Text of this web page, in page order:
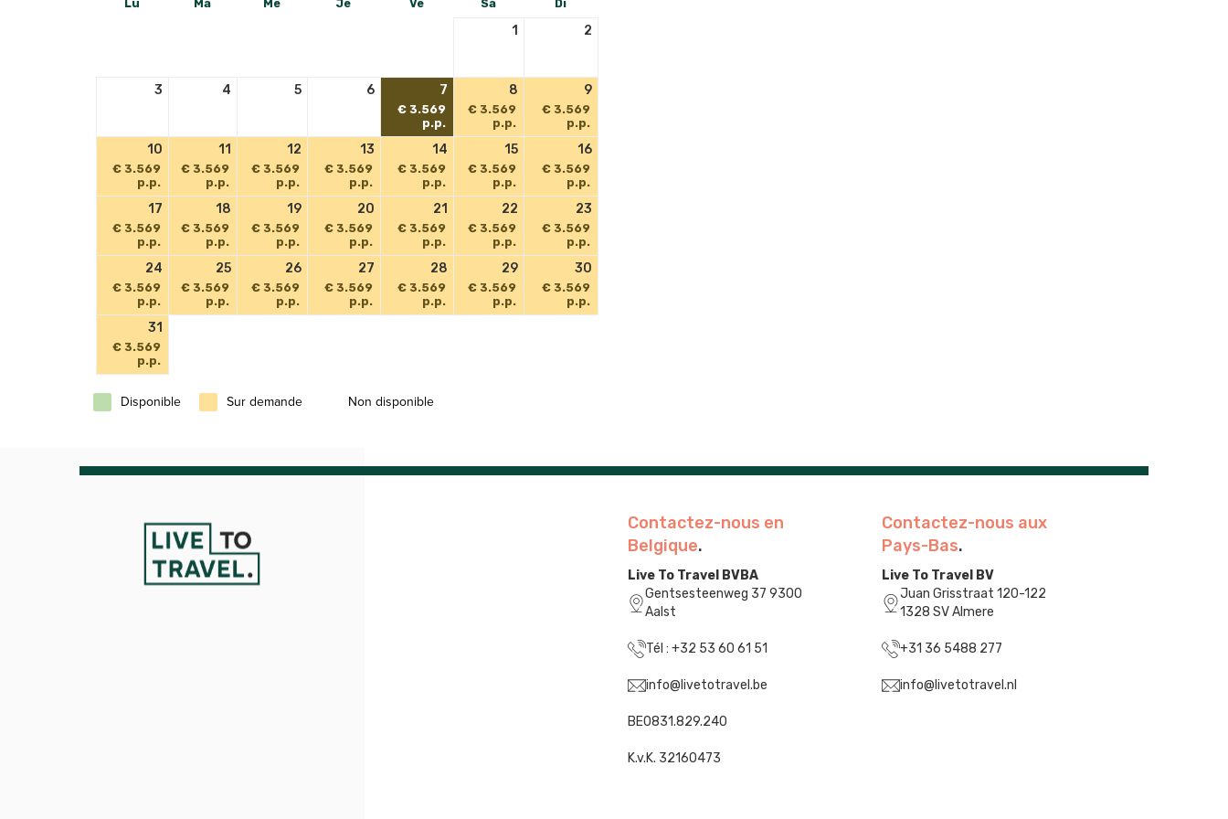
Lu Ma Me Je Ve Sa Di
1 2
3 4 5 6 7
€ 3.569
p.p.
8
€ 3.569
p.p.
9
€ 3.569
p.p.
10
€ 3.569
p.p.
11
€ 3.569
p.p.
12
€ 3.569
p.p.
13
€ 3.569
p.p.
14
€ 3.569
p.p.
15
€ 3.569
p.p.
16
€ 3.569
p.p.
17
€ 3.569
p.p.
18
€ 3.569
p.p.
19
€ 3.569
p.p.
20
€ 3.569
p.p.
21
€ 3.569
p.p.
22
€ 3.569
p.p.
23
€ 3.569
p.p.
24
€ 3.569
p.p.
25
€ 3.569
p.p.
26
€ 3.569
p.p.
27
€ 3.569
p.p.
28
€ 3.569
p.p.
29
€ 3.569
p.p.
30
€ 3.569
p.p.
31
€ 3.569
p.p.
Disponible Sur demande Non disponible
Contactez-nous en
Belgique.
Live To Travel BVBA
Gentsesteenweg 37 9300
Aalst
Tél : +32 53 60 61 51
info@livetotravel.be
BE0831.829.240
K.v.K. 32160473
Contactez-nous aux
Pays-Bas.
Live To Travel BV
Juan Grisstraat 120-122
1328 SV Almere
+31 36 5488 277
info@livetotravel.nl